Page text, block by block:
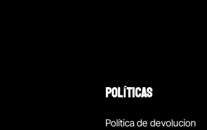
POLÍTICAS
Política de devolucion